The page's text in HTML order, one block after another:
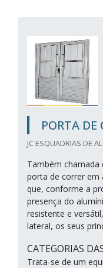
PORTA DE
JC ESQUADRIAS DE
Também chamada
porta de correr em
que, conforme a
presença do
resistente e
lateral, os seus
CATEGORIAS
Trata-se de um